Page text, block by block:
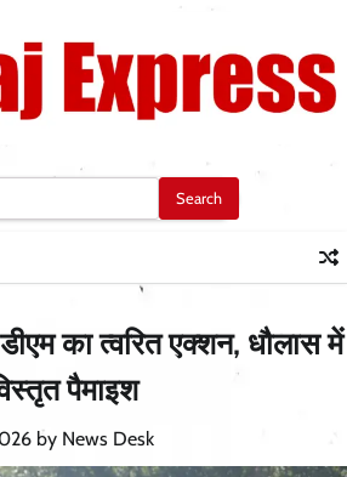
का त्वरित एक्शन, धौलास में
पैमाइश
by News Desk